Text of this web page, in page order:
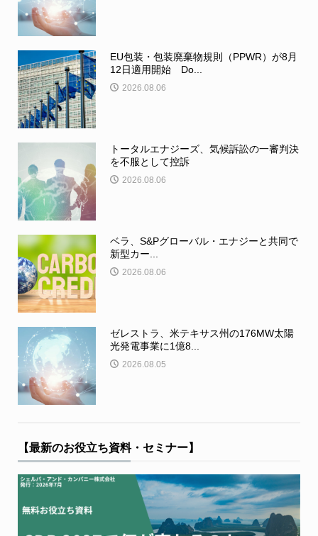
EU包装・包装廃棄物規則（PPWR）が8月
12日適用開始 Do...
2026.08.06
トータルエナジーズ、気候訴訟の一審判決
を不服として控訴
2026.08.06
ベラ、S&Pグローバル・エナジーと共同で
新型カー...
2026.08.06
ゼレストラ、米テキサス州の176MW太陽
光発電事業に1億8...
2026.08.05
【最新のお役立ち資料・セミナー】